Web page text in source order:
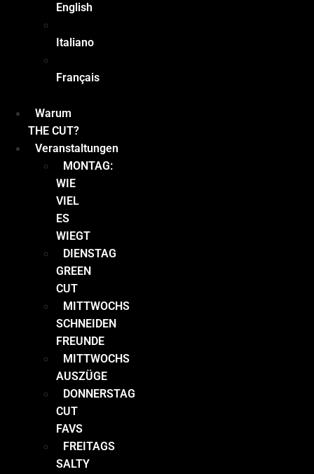
English
Italiano
Français
Warum
THE CUT?
Veranstaltungen
MONTAG:
WIE
VIEL
ES
WIEGT
DIENSTAG
GREEN
CUT
MITTWOCHS
SCHNEIDEN
FREUNDE
MITTWOCHS
AUSZÜGE
DONNERSTAG
CUT
FAVS
FREITAGS
SALTY